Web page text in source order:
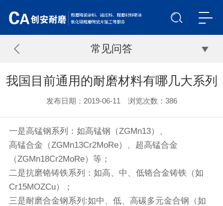
常见问答
我国目前通用的耐磨材料有哪几大系列
发布日期：2019-06-11 浏览次数： 386
一是高锰钢系列：如高锰钢（ZGMn13）、
高锰合金（ZGMn13Cr2MoRe）、超高锰合金
（ZGMn18Cr2MoRe）等；
二是抗磨铬铸铁系列：如高、中、低铬合金铸铁（如
Cr15MOZCu）；
三是耐磨合金钢系列:如中、低、高碳多元金合钢（如